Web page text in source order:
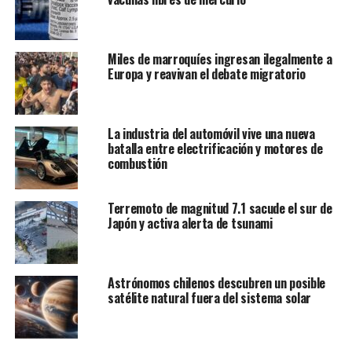
propagación por la mañana
bomberos Katy Hooper.
Las llamas surgieron después de que un incendio forestal
en la región matara el año pasado a miles de
secuoyas,algunas tan altas como rascacielos y con
miles de años de antigüedad.
El árbol General Sherman es el más grande del mundo
por su volumen, con 1.487 metros cúbicos,
Servicio de Parques Nacionales.
de altura y tiene una circunferencia de 31 metros a
nivel del suelo.
Miles de marroquíes ingresan ilegalmente a
Europa y reavivan el debate migratorio
La industria del automóvil vive una nueva
batalla entre electrificación y motores de
combustión
Terremoto de magnitud 7.1 sacude el sur de
Japón y activa alerta de tsunami
Astrónomos chilenos descubren un posible
satélite natural fuera del sistema solar